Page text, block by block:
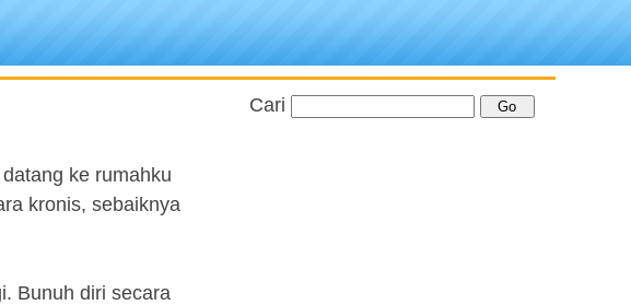
ke rumahku
kronis, sebaiknya
Bunuh diri secara
Cari